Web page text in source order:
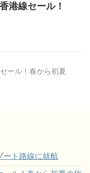
港線セール！
ール！春から初夏
ート路線に就航